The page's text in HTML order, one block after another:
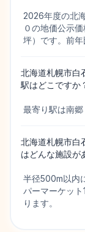
2026年度の北
０の地価公示
坪）です。前年
北海道札幌市白
駅はどこですか
最寄り駅は南郷
北海道札幌市白
はどんな施設が
半径500m以内
パーマーケット
ります。